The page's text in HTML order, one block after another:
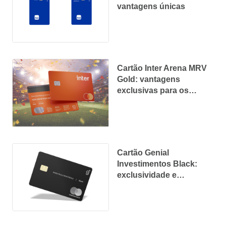
vantagens únicas
Cartão Inter Arena MRV
Gold: vantagens
exclusivas para os
Cartão Genial
Investimentos Black:
exclusividade e